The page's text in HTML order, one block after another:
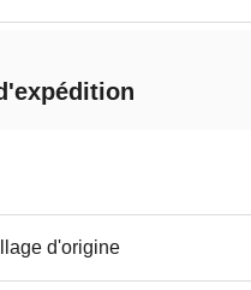
d'origine